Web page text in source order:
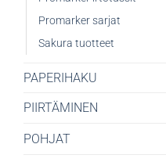
Promarker sarjat
Sakura tuotteet
PAPERIHAKU
PIIRTÄMINEN
POHJAT